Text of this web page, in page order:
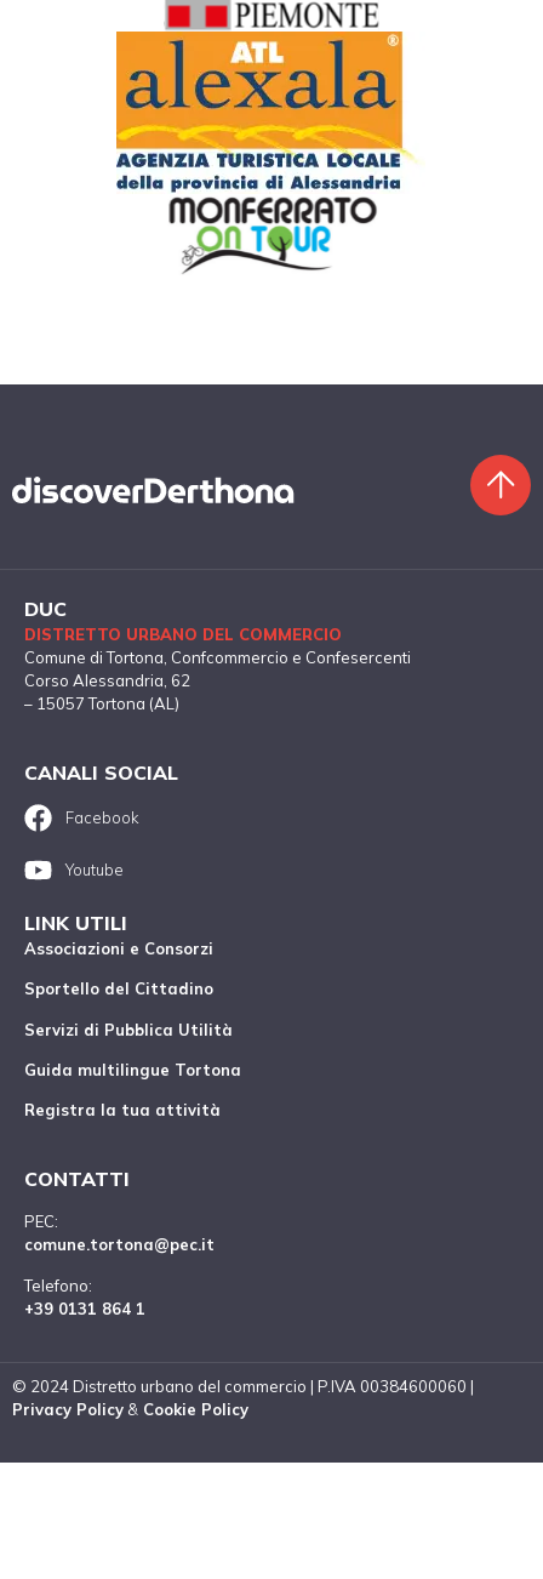
DUC
DISTRETTO URBANO DEL COMMERCIO
Comune di Tortona , Confcommercio e Confesercenti
Corso Alessandria, 62
– 15057 Tortona (AL)
CANALI SOCIAL
Facebook
Youtube
LINK UTILI
Associazioni e Consorzi
Sportello del Cittadino
Servizi di Pubblica Utilità
Guida multilingue Tortona
Registra la tua attività
CONTATTI
PEC:
comune.tortona@pec.it
Telefono:
+39 0131 864 1
© 2024 Distretto urbano del commercio | P.IVA 00384600060 |
Privacy Policy & Cookie Policy